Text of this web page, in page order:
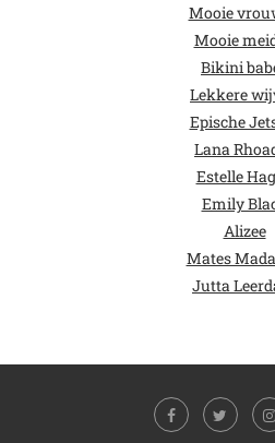
Mooie
Mooie
Bikini
Lekkere
Epische
Lana
Estelle
Emily
Alizee
Mates
Jutta